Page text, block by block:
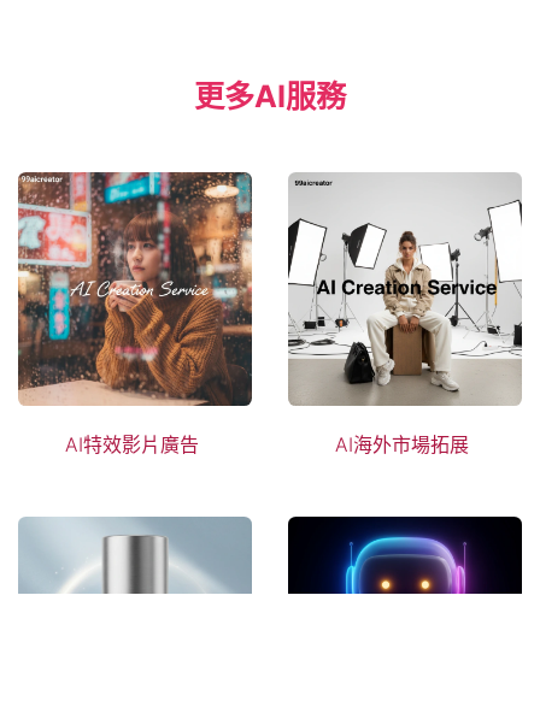
更多AI服務
AI特效影片廣告​ AI海外市場拓展